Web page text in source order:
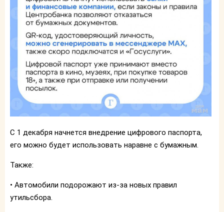
С 1 декабря начнется внедрение цифрового паспорта,
его можно будет использовать наравне с бумажным.
Также:
• Автомобили подорожают из-за новых правил
утильсбора.